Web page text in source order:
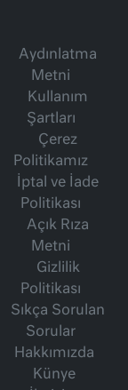
Aydınlatma
Metni
Kullanım
Şartları
Çerez
Politikamız
İptal ve İade
Politikası
Açık Rıza
Metni
Gizlilik
Politikası
Sıkça Sorulan
Sorular
Hakkımızda
Künye